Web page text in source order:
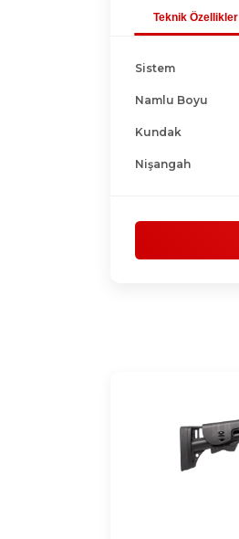
Teknik Özellikler
Sistem
Namlu Boyu
Kundak
Nişangah